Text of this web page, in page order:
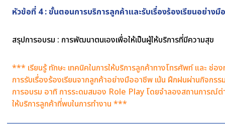
หัวข้อที่ 4 : ขั้นตอนการบริการลูกค้าและรับเรื่องร้องเรียนอย่างมื
สรุปการอบรม : การพัฒนาตนเองเพื่อให้เป็นผู้ให้บริการที่มีความสุข
*** เรียนรู้ ทักษะ เทคนิคในการให้บริการลูกค้าทางโทรศัพท์ และ ช่อ
การรับเรื่องร้องเรียนจากลูกค้าอย่างมืออาชีพ เน้น ฝึกฝนผ่านกิจกรร
การอบรม อาทิ การระดมสมอง Role Play โดยจำลองสถานการณ์ต่
ให้บริการลูกค้าที่พบในการทำงาน ***